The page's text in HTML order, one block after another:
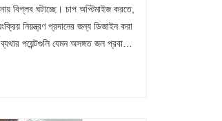
বিপ্লব ঘটাচ্ছে। চাপ অপ্টিমাইজ করতে,
নিয়ন্ত্রণ প্রদানের জন্য ডিজাইন করা
পয়েন্টগুলি যেমন অসঙ্গত জল প্রবাহ,